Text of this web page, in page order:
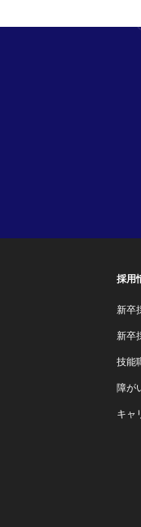
採用
新卒
新卒
技能
障が
キャ